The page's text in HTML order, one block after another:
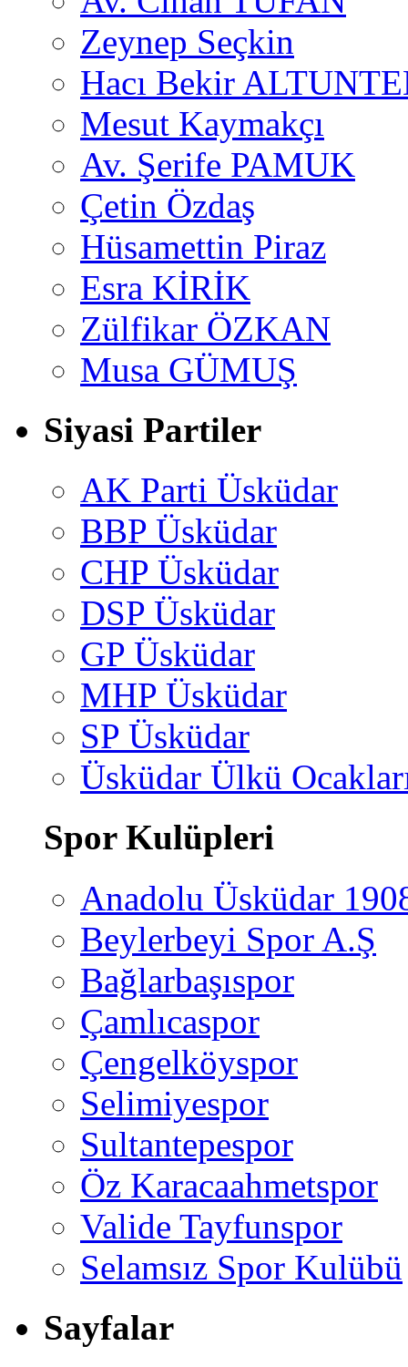
Zeynep Seçkin
Hacı Bekir
Mesut Kaymakçı
Av. Şerife PAMUK
Çetin Özdaş
Hüsamettin Piraz
Esra KİRİK
Zülfikar ÖZKAN
Musa GÜMUŞ
Siyasi Partiler
AK Parti Üsküdar
BBP Üsküdar
CHP Üsküdar
DSP Üsküdar
GP Üsküdar
MHP Üsküdar
SP Üsküdar
Üsküdar Ülkü
Spor Kulüpleri
Anadolu Üsküdar
Beylerbeyi Spor A.Ş
Bağlarbaşıspor
Çamlıcaspor
Çengelköyspor
Selimiyespor
Sultantepespor
Öz Karacaahmetspor
Valide Tayfunspor
Selamsız Spor Kulübü
Sayfalar